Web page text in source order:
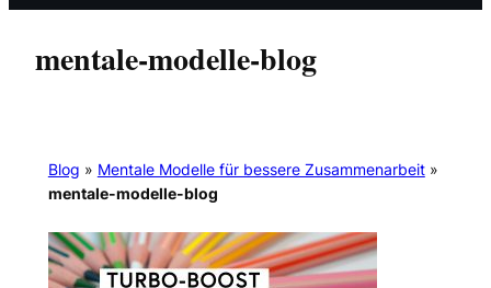
mentale-modelle-blog
Blog » Mentale Modelle für bessere Zusammenarbeit»
mentale-modelle-blog